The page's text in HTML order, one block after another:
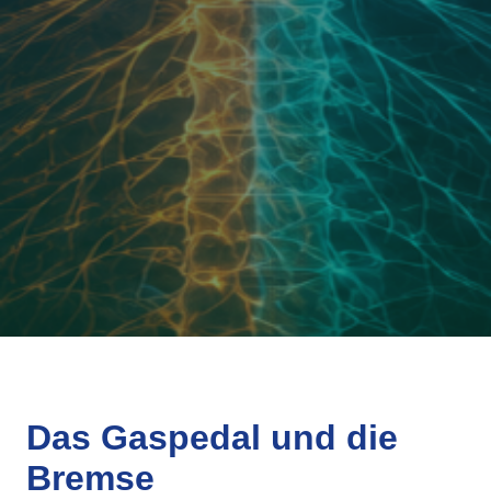
Das Gaspedal und die
Bremse